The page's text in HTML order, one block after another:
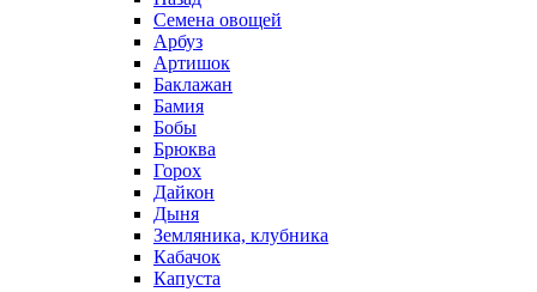
Семена овощей
Арбуз
Артишок
Баклажан
Бамия
Бобы
Брюква
Горох
Дайкон
Дыня
Земляника, клубника
Кабачок
Капуста